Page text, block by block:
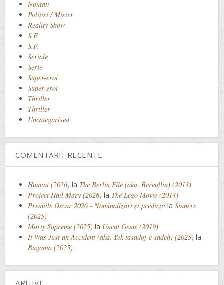
Noutati
Polițist / Mister
Reality Show
S.F.
S.F.
Seriale
Serie
Super-eroi
Super-eroi
Thriller
Thriller
Uncategorised
COMENTARII RECENTE
Humint (2026) la The Berlin File (aka. Bereullin) (2013)
Project Hail Mary (2026) la The Lego Movie (2014)
Premiile Oscar 2026 - Nominalizări și predicții la Sinners
(2025)
Marty Supreme (2025) la Uncut Gems (2019)
It Was Just an Accident (aka. Yek tasadof-e sadeh) (2025) la
Bugonia (2025)
ARHIVE